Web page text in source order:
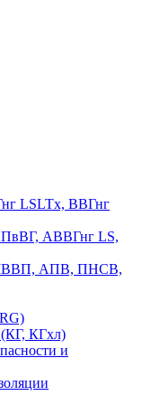
LSLTx, ВВГнг
АВВГнг LS,
АПВ, ПНСВ,
(КГ, КГхл)
и